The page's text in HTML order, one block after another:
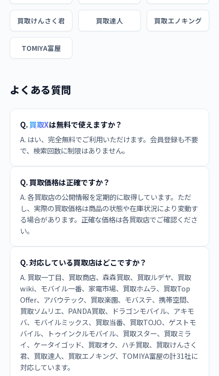
買取けんさく君 買取達人 買取エノキング
TOMIYA富屋
よくある質問
Q.買取Xは無料で使えますか？
A. はい、完全無料でご利用いただけます。会員登録も不要
で、検索回数に制限はありません。
Q. 買取価格は正確ですか？
A. 各買取店の公開情報を定期的に取得しています。ただ
し、実際の買取価格は商品の状態や在庫状況により変動す
る場合があります。正確な価格は各買取店でご確認くださ
い。
Q. 対応している買取店はどこですか？
A. 買取一丁目、買取商店、森森買取、買取ルデヤ、買取
wiki、モバイル一番、家電市場、買取ホムラ、買取Top
Offer、アバウテック、買取楽園、モバステ、携帯空間、
買取ソムリエ、PANDA買取、ドラゴンモバイル、アキモ
バ、モバイルミックス、買取当番、買取TOJO、ゲストモ
バイル、トゥインクルモバイル、買取スター、買取ミラ
イ、ケータイゴッド、買取オク、ハチ買取、買取けんさく
君、買取達人、買取エノキング、TOMIYA富屋の計31社に
対応しています。